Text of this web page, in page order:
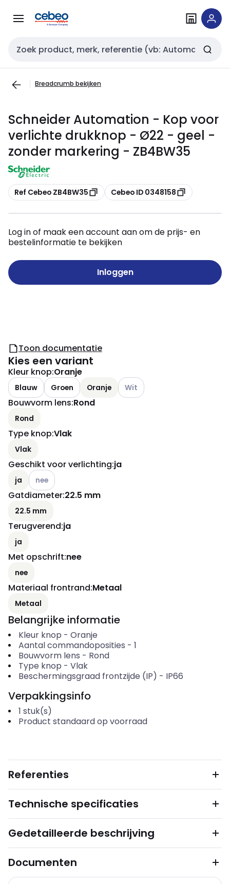
naar
naar
Zoekveld invoer
Breadcrumb bekijken
Schneider Automation - Kop voor
verlichte drukknop - Ø22 - geel -
zonder markering - ZB4BW35
Kopiëren
Ref Cebeo ZB4BW35 Kopiëren
Cebeo ID 0348158
Log in of maak een account aan om de prijs- en
bestelinformatie te bekijken
Inloggen
Toon documentatie
Kies een variant
Kleur knop:Oranje
Blauw Groen Oranje Andere varianten (Huidige
Wit
Bouwvorm lens:Rond
Rond
Type knop:Vlak
Vlak
Geschikt voor verlichting:ja
ja Andere varianten (Huidige combinatie niet mogelijk)
nee
Gatdiameter:22.5 mm
22.5 mm
Terugverend:ja
ja
Met opschrift:nee
nee
Materiaal frontrand:Metaal
Metaal
Belangrijke informatie
Kleur knop - Oranje
Aantal commandoposities - 1
Bouwvorm lens - Rond
Type knop - Vlak
Beschermingsgraad frontzijde (IP) - IP66
Verpakkingsinfo
1 stuk(s)
Product standaard op voorraad
Referenties
Technische specificaties
Gedetailleerde beschrijving
Documenten